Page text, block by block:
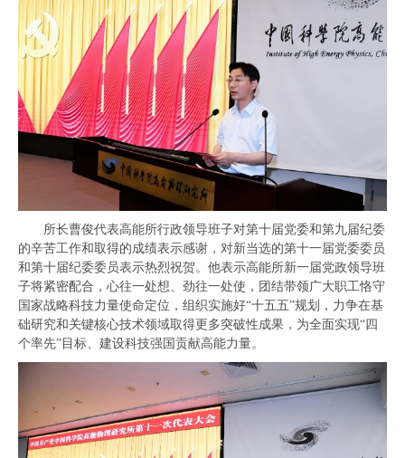
所长曹俊代表高能所行政领导班子对第十届党委和第九届纪委
的辛苦工作和取得的成绩表示感谢，对新当选的第十一届党委委员
和第十届纪委委员表示热烈祝贺。他表示高能所新一届党政领导班
子将紧密配合，心往一处想、劲往一处使，团结带领广大职工恪守
国家战略科技力量使命定位，组织实施好“十五五”规划，力争在基
础研究和关键核心技术领域取得更多突破性成果，为全面实现“四
个率先”目标、建设科技强国贡献高能力量。